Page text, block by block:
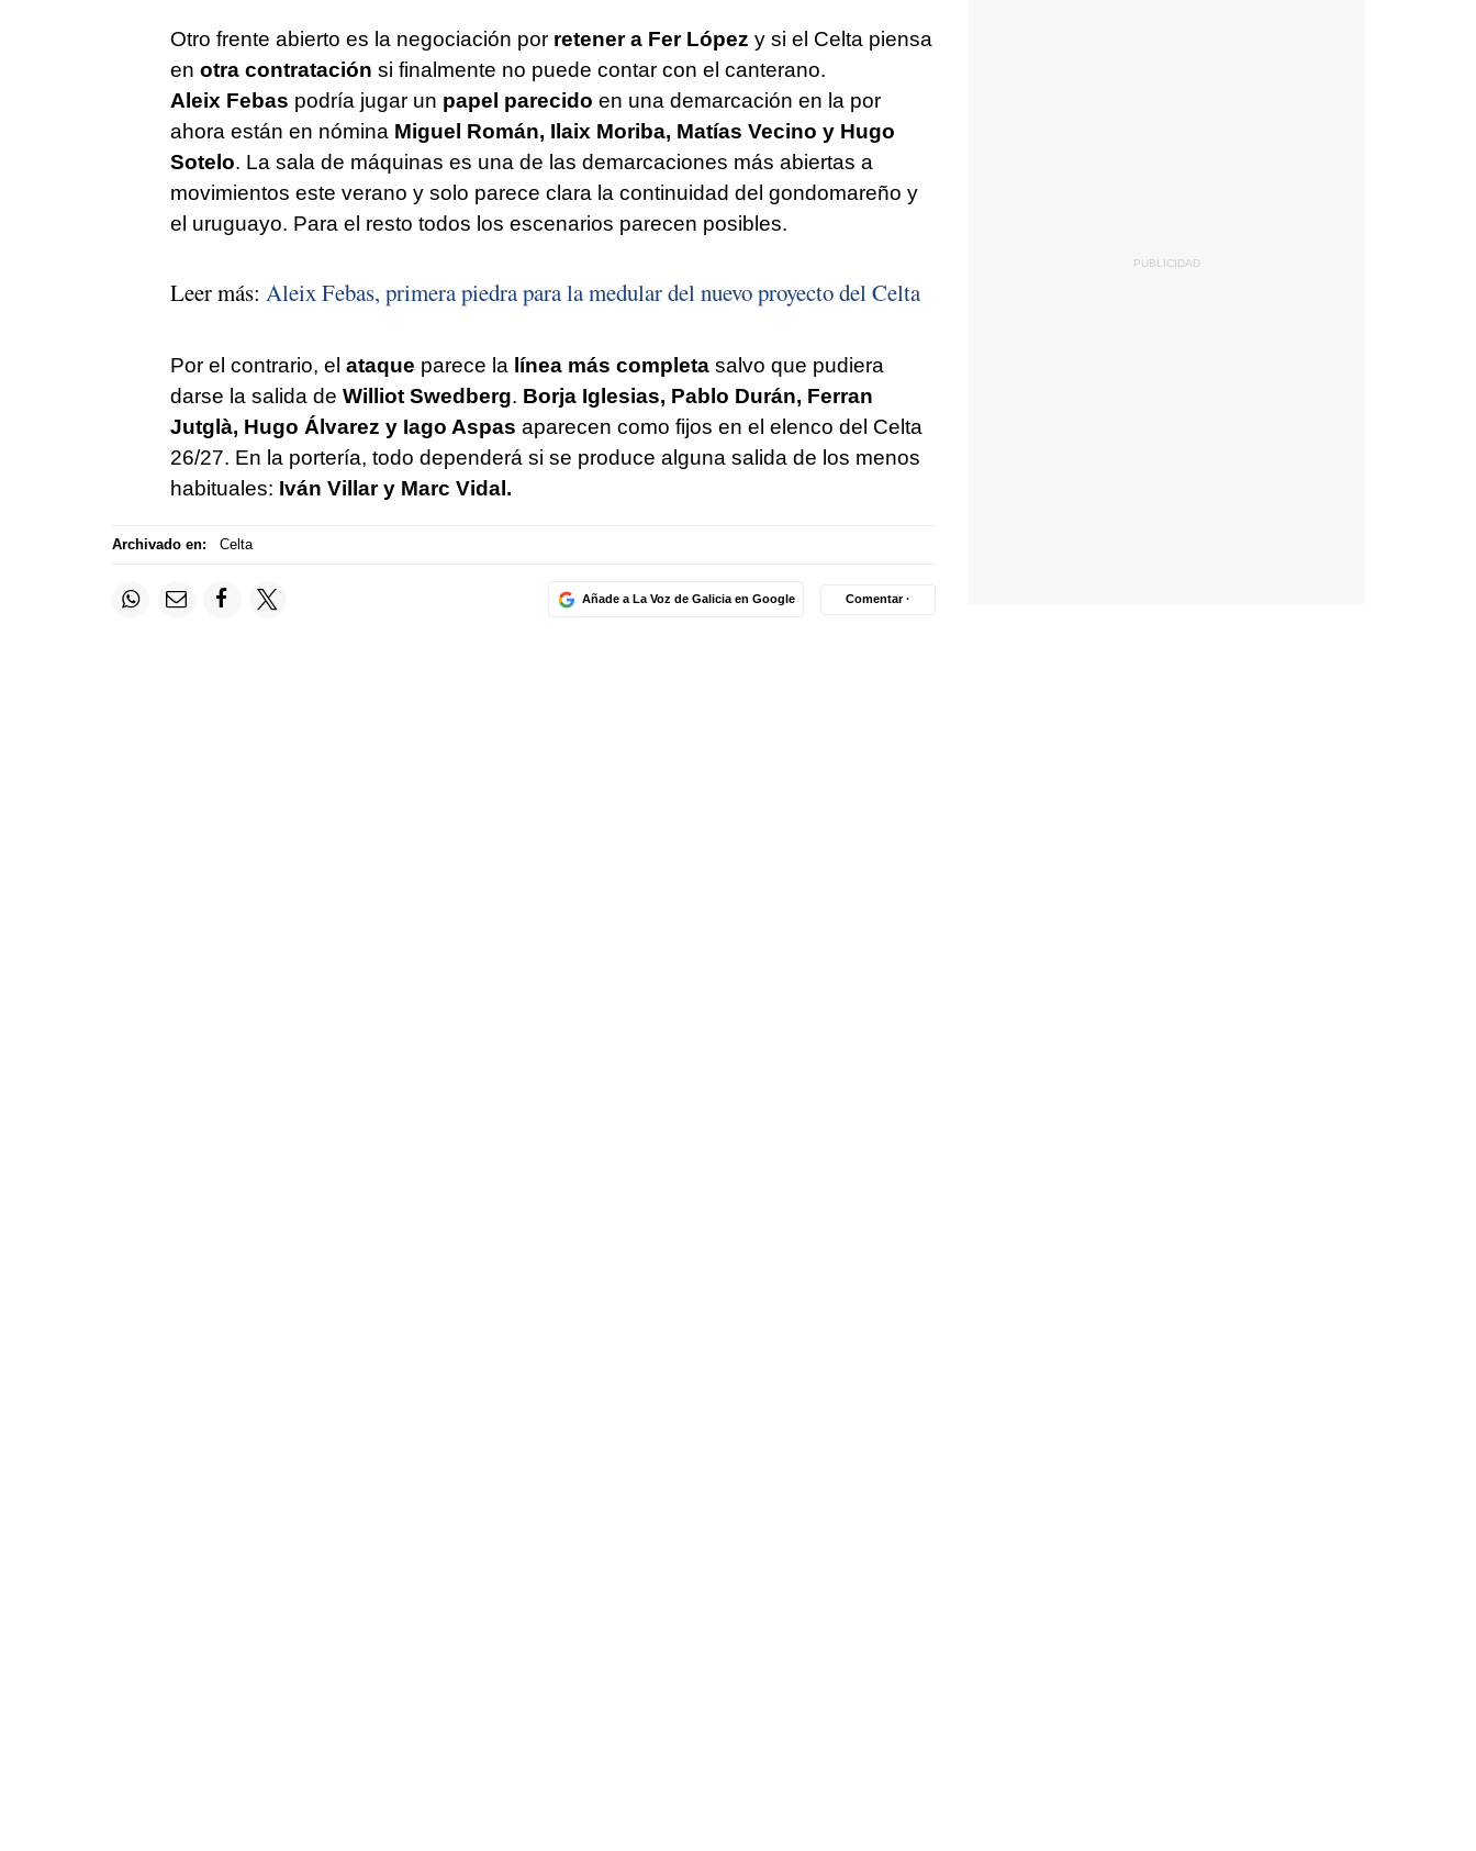
Otro frente abierto es la negociación por retener a Fer López y si el Celta piensa
en otra contratación si finalmente no puede contar con el canterano.
Aleix Febas podría jugar un papel parecido en una demarcación en la por
ahora están en nómina Miguel Román, Ilaix Moriba, Matías Vecino y Hugo
Sotelo. La sala de máquinas es una de las demarcaciones más abiertas a
movimientos este verano y solo parece clara la continuidad del gondomareño y
el uruguayo. Para el resto todos los escenarios parecen posibles.
Leer más: Aleix Febas, primera piedra para la medular del nuevo proyecto del Celta
Por el contrario, el ataque parece la línea más completasalvo que pudiera
darse la salida de Williot Swedberg. Borja Iglesias, Pablo Durán, Ferran
Jutglà, Hugo Álvarez y Iago Aspas aparecen como fijos en el elenco del Celta
26/27. En la portería, todo dependerá si se produce alguna salida de los menos
habituales: Iván Villar y Marc Vidal.
Archivado en: Celta
Añade a La Voz de Galicia en Google Comentar ·